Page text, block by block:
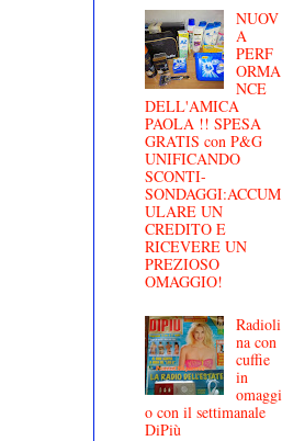
NUOV
A
PERF
ORMA
NCE
DELL'AMICA
PAOLA !! SPESA
GRATIS con P&G
UNIFICANDO
SCONTI-
SONDAGGI:ACCUM
ULARE UN
CREDITO E
RICEVERE UN
PREZIOSO
OMAGGIO!
Radioli
na con
cuffie
in
omaggi
o con il settimanale
DiPiù